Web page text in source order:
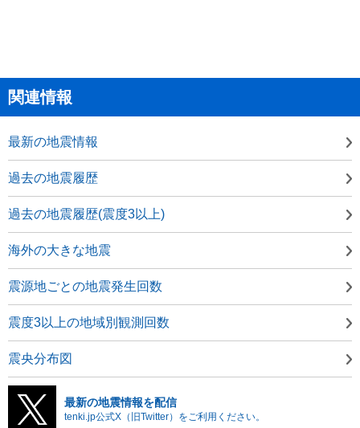
関連情報
最新の地震情報
過去の地震履歴
過去の地震履歴(震度3以上)
海外の大きな地震
震源地ごとの地震発生回数
震度3以上の地域別観測回数
震央分布図
最新の地震情報を配信
tenki.jp公式X（旧Twitter）をご利用ください。